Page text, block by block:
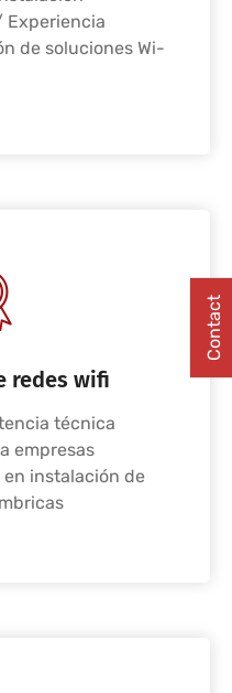
Experiencia
de soluciones Wi-
redes wifi
técnica
empresas
instalación de
Contact